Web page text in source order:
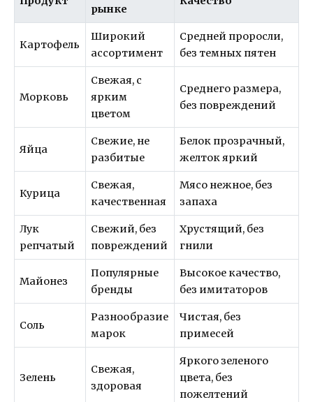
рынке
Картофель
Широкий
ассортимент
Средней проросли,
без темных пятен
Морковь
Свежая, с
ярким
цветом
Среднего размера,
без повреждений
Яйца
Свежие, не
разбитые
Белок прозрачный,
желток яркий
Курица
Свежая,
качественная
Мясо нежное, без
запаха
Лук
репчатый
Свежий, без
повреждений
Хрустящий, без
гнили
Майонез
Популярные
бренды
Высокое качество,
без имитаторов
Соль
Разнообразие
марок
Чистая, без
примесей
Зелень
Свежая,
здоровая
Яркого зеленого
цвета, без
пожелтений